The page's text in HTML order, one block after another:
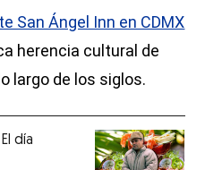
San Ángel Inn en CDMX
herencia cultural de
largo de los siglos.
día